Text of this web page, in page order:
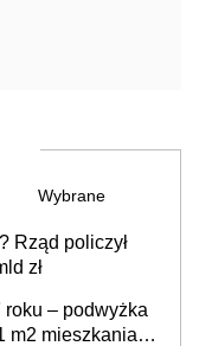
Wybrane
Rząd policzył
zł
– podwyżka
m2 mieszkania,